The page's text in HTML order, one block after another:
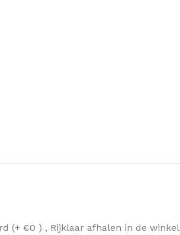
(+ €0 ) , Rijklaar afhalen in de winkel